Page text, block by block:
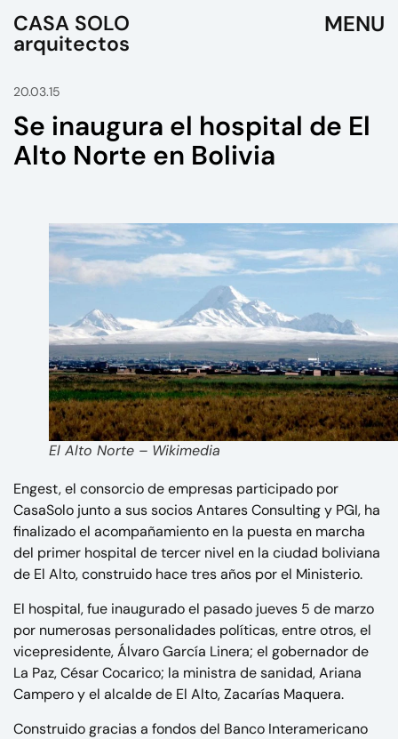
CASA SOLO
arquitectos
20.03.15
Se inaugura el hospital de El
Alto Norte en Bolivia
El Alto Norte – Wikimedia
Engest, el consorcio de empresas participado por
CasaSolo junto a sus socios Antares Consulting y PGI, ha
finalizado el acompañamiento en la puesta en marcha
del primer hospital de tercer nivel en la ciudad boliviana
de El Alto, construido hace tres años por el Ministerio.
El hospital, fue inaugurado el pasado jueves 5 de marzo
por numerosas personalidades políticas, entre otros, el
vicepresidente, Álvaro García Linera; el gobernador de
La Paz, César Cocarico; la ministra de sanidad, Ariana
Campero y el alcalde de El Alto, Zacarías Maquera.
Construido gracias a fondos del Banco Interamericano